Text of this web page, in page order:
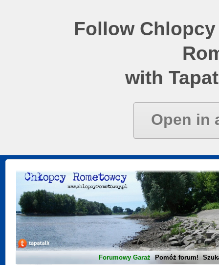
Follow
with
Open in
Forumowy Garaż Pomóż forum!